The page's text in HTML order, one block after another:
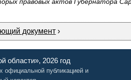
документ ›
области», 2026 год
официальной публикацией и